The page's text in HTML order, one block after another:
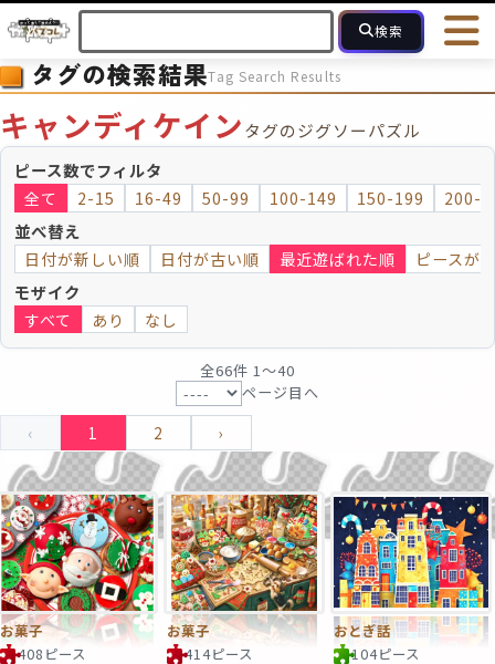
検索
HOME 会員登録
ヘルプ
最近投稿され
ピース数 2～15 16～49 50～99 100
モザイク モザイクのみ
タグの検索結果Tag Search Results
キャンディケインタグのジグソーパズル
ピース数でフィルタ
全て 2-15 16-49 50-99 100-149 150-199 200-
並べ替え
日付が新しい順 日付が古い順 最近遊ばれた順 ピースが
モザイク
すべて あり なし
全66件 1〜40
ページ目へ
‹ 1 2 ›
お菓子
408ピース
お菓子
414ピース
おとぎ話
104ピース